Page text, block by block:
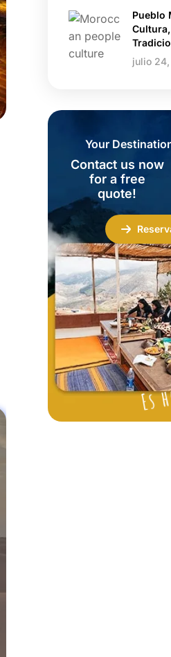
julio
Pueblo
Your
Contact us now
for a free
quote!
Es